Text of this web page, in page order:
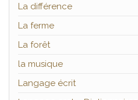
La différence
La ferme
La forêt
la musique
Langage écrit